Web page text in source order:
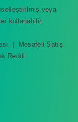
veya
kullanabilir.
| Mesafeli Satış
Reddi